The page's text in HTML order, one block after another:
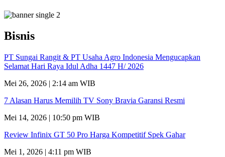
Bisnis
PT Sungai Rangit & PT Usaha Agro Indonesia Mengucapkan
Selamat Hari Raya Idul Adha 1447 H/ 2026
Mei 26, 2026 | 2:14 am WIB
7 Alasan Harus Memilih TV Sony Bravia Garansi Resmi
Mei 14, 2026 | 10:50 pm WIB
Review Infinix GT 50 Pro Harga Kompetitif Spek Gahar
Mei 1, 2026 | 4:11 pm WIB